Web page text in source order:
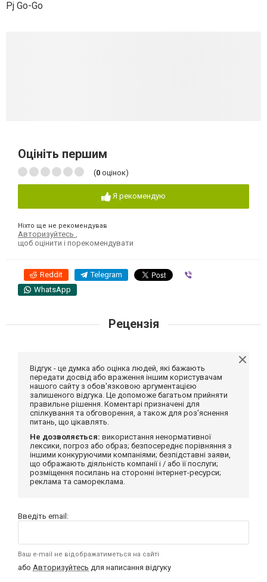
Pj Go-Go
Оцініть першим
(0 оцінок)
Я рекомендую
Ніхто ще не рекомендував
Авторизуйтесь
щоб оцінити і порекомендувати
Reddit Telegram
WhatsApp
Рецензія
Відгук - це думка або оцінка людей, які бажають
передати досвід або враження іншим користувачам
нашого сайту з обов'язковою аргументацією
залишеного відгука. Це допоможе багатьом прийняти
правильне рішення. Коментарі призначені для
спілкування та обговорення, а також для роз'яснення
питань, що цікавлять.
Не дозволяється: використання ненормативної
лексики, погроз або образ; безпосереднє порівняння з
іншими конкуруючими компаніями; безпідставні заяви,
що ображають діяльність компанії і / або її послуги;
розміщення посилань на сторонні інтернет-ресурси;
реклама та самореклама.
Введіть email:
Ваш e-mail не відображатиметься на сайті
або Авторизуйтесь для написання відгуку